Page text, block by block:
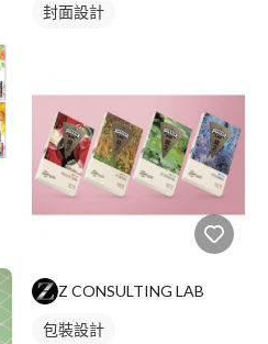
封面設計
Z CONSULTING LAB
包裝設計